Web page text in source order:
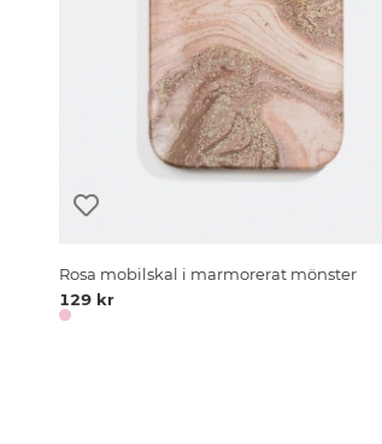
Rosa mobilskal i marmorerat mönster
129 kr